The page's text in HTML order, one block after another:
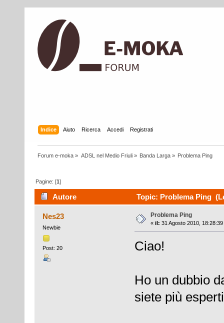
Indice Aiuto Ricerca Accedi Registrati
Forum e-moka » ADSL nel Medio Friuli» Banda Larga» Problema Ping
Pagine: [1]
Autore Topic: Problema Ping
Nes23
Newbie
Post: 20
Problema Ping
« il: 31 Agosto 2010, 18:28:39
Ciao!
Ho un dubbio
siete più